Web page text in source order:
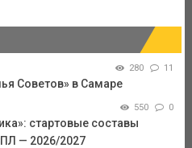
280 11
Советов» в Самаре
550 0
стартовые составы
— 2026/2027